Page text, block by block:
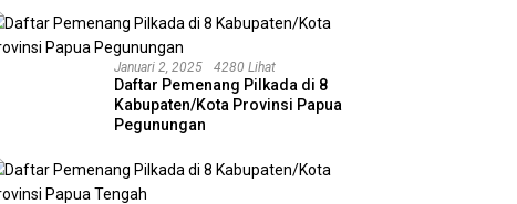
Januari 2, 2025 4280 Lihat
Daftar Pemenang Pilkada di 8
Kabupaten/Kota Provinsi Papua
Pegunungan